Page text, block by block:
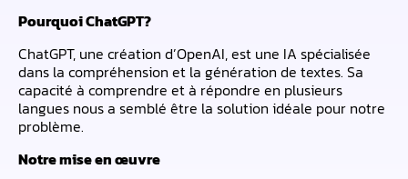
Pourquoi ChatGPT?
ChatGPT, une création d’OpenAI, est une IA spécialisée
dans la compréhension et la génération de textes. Sa
capacité à comprendre et à répondre en plusieurs
langues nous a semblé être la solution idéale pour notre
problème.
Notre mise en œuvre